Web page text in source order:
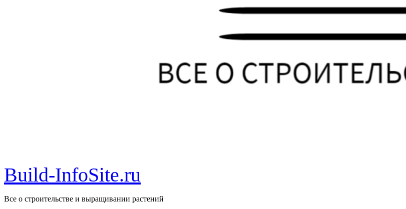
Build-InfoSite.ru
Все о строительстве и выращивании растений